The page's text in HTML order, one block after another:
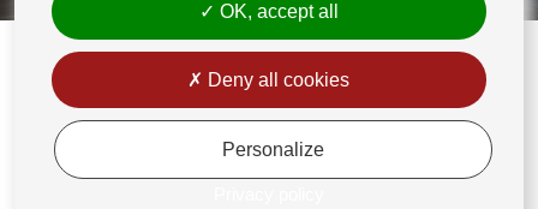
276 Quater Route de la Bassée - 62300 LENS - Tél : +33(0)3 21 14 77 88 - Fax:
+33(0)3 21 14 77 89 - europrix@wanadoo.fr
Mentions légales
OK, accept all
Deny all cookies
Personalize